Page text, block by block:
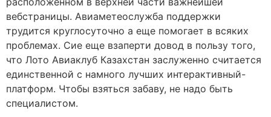
вебстраницы. Авиаметеослужба поддержки
трудится круглосуточно а еще помогает в всяких
проблемах. Сие еще взаперти довод в пользу того,
что Лото Авиаклуб Казахстан заслуженно считается
единственной с намного лучших интерактивный-
платформ. Чтобы взяться забаву, не надо быть
специалистом.